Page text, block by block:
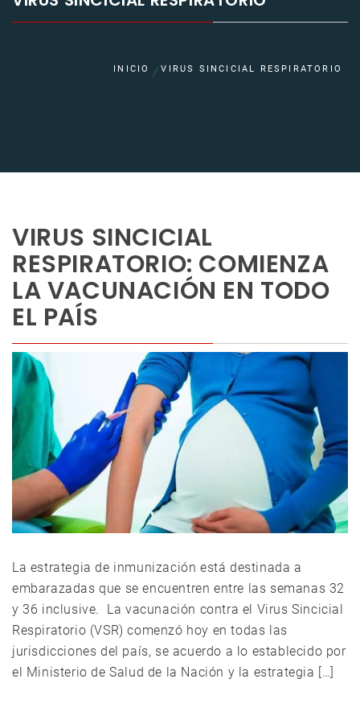
INICIO VIRUS SINCICIAL RESPIRATORIO
VIRUS SINCICIAL
RESPIRATORIO: COMIENZA
LA VACUNACIÓN EN TODO
EL PAÍS
La estrategia de inmunización está destinada a
embarazadas que se encuentren entre las semanas 32
y 36 inclusive. La vacunación contra el Virus Sincicial
Respiratorio (VSR) comenzó hoy en todas las
jurisdicciones del país, se acuerdo a lo establecido por
el Ministerio de Salud de la Nación y la estrategia […]